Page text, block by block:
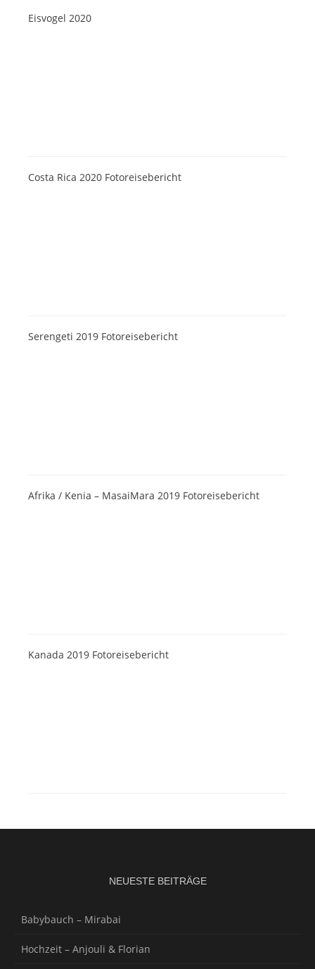
Eisvogel 2020
Costa Rica 2020 Fotoreisebericht
Serengeti 2019 Fotoreisebericht
Afrika / Kenia – MasaiMara 2019 Fotoreisebericht
Kanada 2019 Fotoreisebericht
NEUESTE BEITRÄGE
Babybauch – Mirabai
Hochzeit – Anjouli & Florian